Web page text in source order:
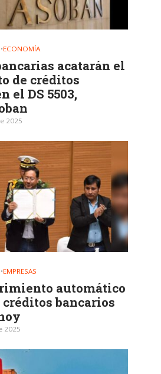
•ECONOMÍA
acatarán el
de créditos
el DS 5503,
2025
•EMPRESAS
automático
créditos bancarios
2025